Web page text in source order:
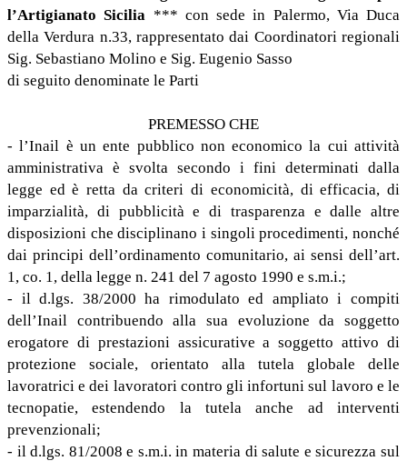
l’Artigianato Sicilia *** con sede in Palermo, Via Duca
della Verdura n.33, rappresentato dai Coordinatori regionali
Sig. Sebastiano Molino e Sig. Eugenio Sasso
di seguito denominate le Parti
PREMESSO CHE
- l’Inail è un ente pubblico non economico la cui attività
amministrativa è svolta secondo i fini determinati dalla
legge ed è retta da criteri di economicità, di efficacia, di
imparzialità, di pubblicità e di trasparenza e dalle altre
disposizioni che disciplinano i singoli procedimenti, nonché
dai principi dell’ordinamento comunitario, ai sensi dell’art.
1, co. 1, della legge n. 241 del 7 agosto 1990 e s.m.i.;
- il d.lgs. 38/2000 ha rimodulato ed ampliato i compiti
dell’Inail contribuendo alla sua evoluzione da soggetto
erogatore di prestazioni assicurative a soggetto attivo di
protezione sociale, orientato alla tutela globale delle
lavoratrici e dei lavoratori contro gli infortuni sul lavoro e le
tecnopatie, estendendo la tutela anche ad interventi
prevenzionali;
- il d.lgs. 81/2008 e s.m.i. in materia di salute e sicurezza sul